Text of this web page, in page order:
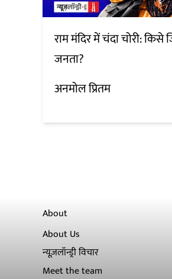
राम मंदिर में चंदा चोरी: किसे
जनता?
अनमोल प्रितम
About
About Us
न्यूज़लॉन्ड्री विचार
Meet the team